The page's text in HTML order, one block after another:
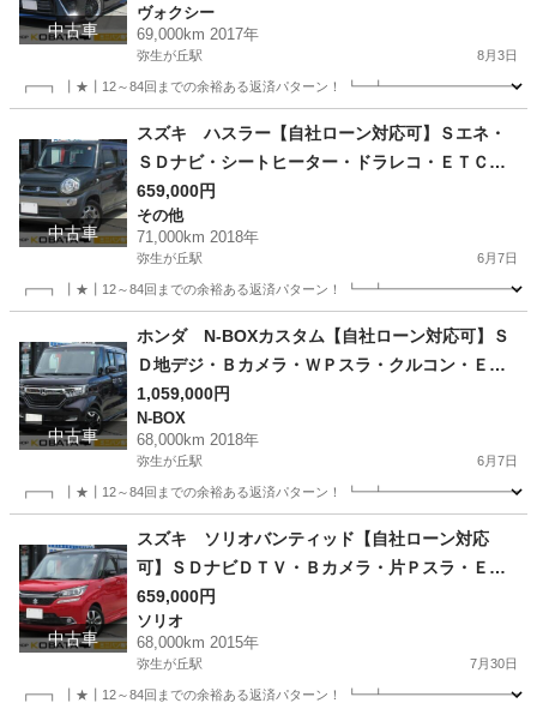
中古車
ヴォクシー
69,000km 2017年
弥生が丘駅 8月3日
┏━┓ ┃★┃12～84回までの余裕ある返済パターン！
弥生が丘駅 ヴォクシー 走行距離
中古車
スズキ ハスラー【自社ローン対応可】Ｓエネ・
ＳＤナビ・シートヒーター・ドラレコ・ＥＴＣ・
アイストップ・スマキ
659,000円
その他
71,000km 2018年
弥生が丘駅 6月7日
┏━┓ ┃★┃12～84回までの余裕ある返済パターン！
弥生が丘駅 その他 走行距離
中古車
ホンダ N-BOXカスタム【自社ローン対応可】Ｓ
Ｄ地デジ・Ｂカメラ・ＷＰスラ・クルコン・ＥＴ
Ｃ・ＬＥＤヘッド・１５ＡＷ
1,059,000円
N-BOX
68,000km 2018年
弥生が丘駅 6月7日
┏━┓ ┃★┃12～84回までの余裕ある返済パターン！
弥生が丘駅 N-BOX 走行距離
中古車
スズキ ソリオバンティッド【自社ローン対応
可】ＳＤナビＤＴＶ・Ｂカメラ・片Ｐスラ・ＥＴ
Ｃ・スマートキー・ＬＥＤヘッド
659,000円
ソリオ
68,000km 2015年
弥生が丘駅 7月30日
┏━┓ ┃★┃12～84回までの余裕ある返済パターン！